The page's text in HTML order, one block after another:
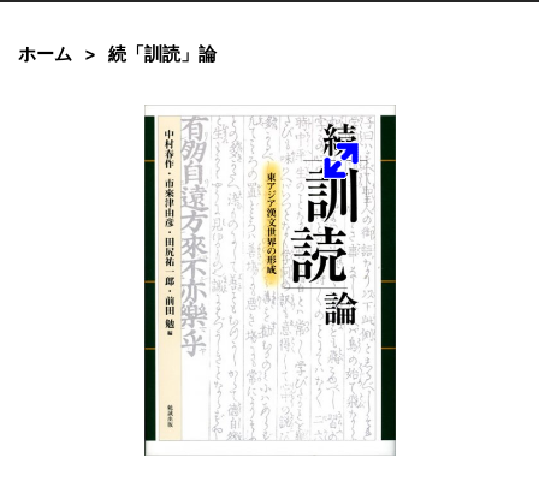
ホーム 続「訓読」論